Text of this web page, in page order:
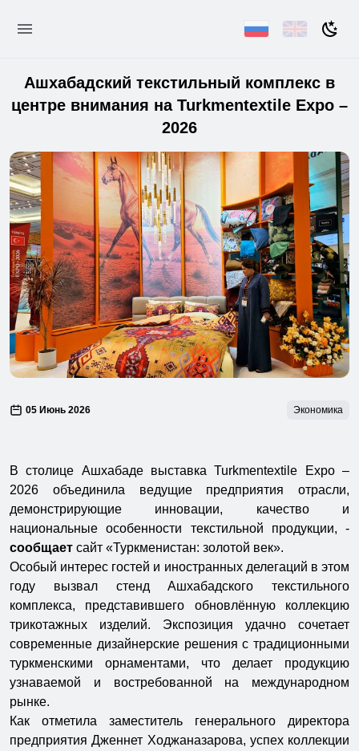
Ашхабадский текстильный комплекс в
центре внимания на Turkmentextile Expo –
2026
05 Июнь 2026 Экономика
В столице Ашхабаде выставка Turkmentextile Expo –
2026 объединила ведущие предприятия отрасли,
демонстрирующие инновации, качество и
национальные особенности текстильной продукции, -
сообщает сайт «Туркменистан: золотой век».
Особый интерес гостей и иностранных делегаций в этом
году вызвал стенд Ашхабадского текстильного
комплекса, представившего обновлённую коллекцию
трикотажных изделий. Экспозиция удачно сочетает
современные дизайнерские решения с традиционными
туркменскими орнаментами, что делает продукцию
узнаваемой и востребованной на международном
рынке.
Как отметила заместитель генерального директора
предприятия Дженнет Ходжаназарова, успех коллекции